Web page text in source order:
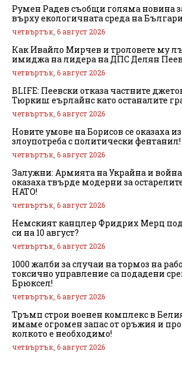
Румен Радев съобщи голяма новина
върху екологичната среда на
четвъртък, 6 август 2026
Как Ивайло Мирчев и троловете му
имиджа на лидера на ДПС Делян
четвъртък, 6 август 2026
BLIFE: Пеевски отказа частните
Тюркиш еърлайнс като останалите
четвъртък, 6 август 2026
Новите умове на Борисов се оказаха
злоупотреба с политически фентанил!
четвъртък, 6 август 2026
Залужни: Армията на Украйна и
оказаха твърде модерни за
НАТО!
четвъртък, 6 август 2026
Немският канцлер Фридрих Мерц
си на 10 август?
четвъртък, 6 август 2026
1000 жалби за случаи на тормоз на
токсично управление са подадени
Брюксел!
четвъртък, 6 август 2026
Тръмп строи военен комплекс в
имаме огромен запас от оръжия и
колкото е необходимо!
четвъртък, 6 август 2026